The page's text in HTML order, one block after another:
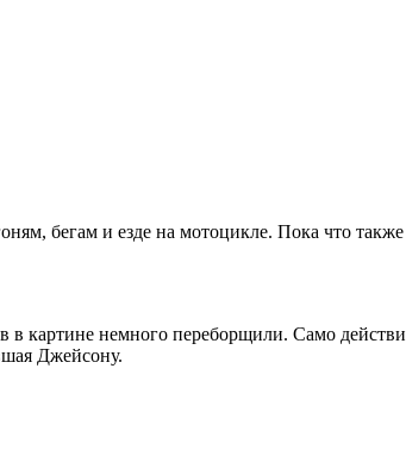
бегам и езде на мотоцикле. Пока что
немного переборщили. Само
Джейсону.